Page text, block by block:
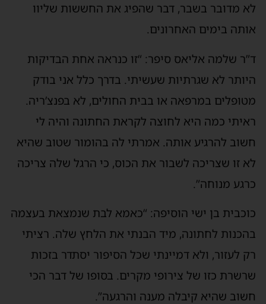
לא מדובר בשבר, דבר שהפיג את החששות שליוו
אותה בימים האחרונים.
ד”ר שלמה אליאס סיפר: “זו כנראה אחת הבדיקות
היותר לא שגרתיות שעשיתי. בדרך כלל אני בודק
מטופלים במרפאה או בבית החולים, לא בפנצ’ריה.
ראיתי כמה היא לחוצה לקראת החתונה והיה לי
חשוב להרגיע אותה. אמרתי לה בהומור שטוב שהיא
לא זו שצריכה לשבור את הכוס, כי הרגל שלה צריכה
כרגע מנוחה”.
כוכבית בן ישי הוסיפה: “כאמא לבת שנמצאת בעצמה
בהכנות לחתונה, מיד הבנתי את הלחץ שלה. רציתי
רק לעזור, ולא דמיינתי שכל הסיפור יסתדר בזכות
שרשרת כזו של צירופי מקרים. בסופו של דבר הכי
חשוב שהיא קיבלה מענה והרגעה”.